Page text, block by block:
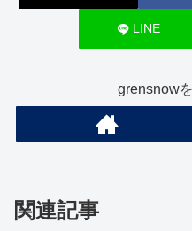
LINE
grensnow
関連記事